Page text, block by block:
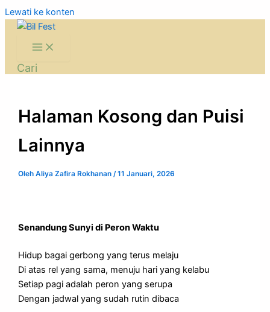
Lewati ke konten
Cari
Halaman Kosong dan Puisi
Lainnya
OlehAliya Zafira Rokhanan/11 Januari, 2026
Senandung Sunyi di Peron Waktu
Hidup bagai gerbong yang terus melaju
Di atas rel yang sama, menuju hari yang kelabu
Setiap pagi adalah peron yang serupa
Dengan jadwal yang sudah rutin dibaca